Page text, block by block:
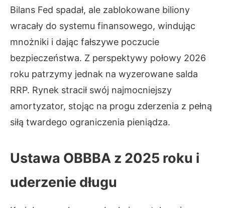
Bilans Fed spadał, ale zablokowane biliony
wracały do systemu finansowego, windując
mnożniki i dając fałszywe poczucie
bezpieczeństwa. Z perspektywy połowy 2026
roku patrzymy jednak na wyzerowane salda
RRP. Rynek stracił swój najmocniejszy
amortyzator, stojąc na progu zderzenia z pełną
siłą twardego ograniczenia pieniądza.
Ustawa OBBBA z 2025 roku i
uderzenie długu